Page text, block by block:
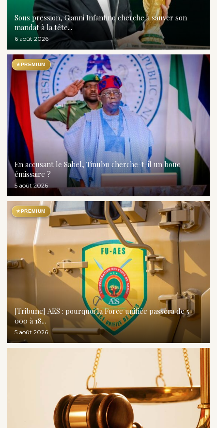
Sous pression, Gianni Infantino cherche à sauver son
mandat à la tête...
6 août 2026
★PREMIUM
En accusant le Sahel, Tinubu cherche-t-il un bouc
émissaire ?
5 août 2026
★PREMIUM
[Tribune] AES : pourquoi la Force unifiée passera de 5
000 à 18...
5 août 2026